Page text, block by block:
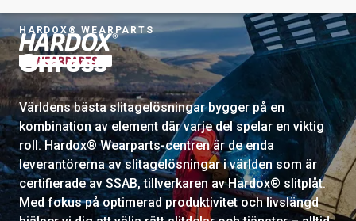
Till startsidan
HARDOX® WEARPARTS
Om oss
Världens bästa slitagelösningar bygger på en
kombination av element där varje del spelar en viktig
roll. Hardox® Wearparts-centren är de enda
leverantörerna av slitagelösningar i världen som är
certifierade av SSAB, tillverkaren av Hardox® slitplåt.
Med fokus på optimerad produktivitet och livslängd